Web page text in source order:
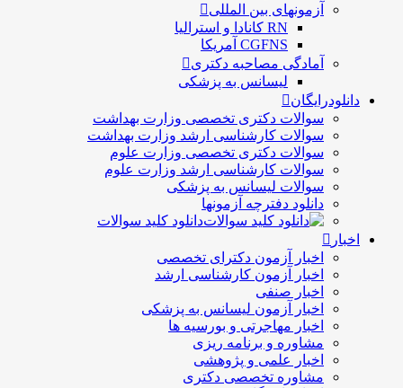
آزمونهای بین المللی
RN کانادا و استرالیا
CGFNS آمریکا
آمادگی مصاحبه دکتری
لیسانس به پزشکی
دانلودرایگان
سوالات دکتری تخصصی وزارت بهداشت
سوالات کارشناسی ارشد وزارت بهداشت
سوالات دکتری تخصصی وزارت علوم
سوالات کارشناسی ارشد وزارت علوم
سوالات لیسانس به پزشکی
دانلود دفترچه آزمونها
دانلود کلید سوالات
اخبار
اخبار آزمون دکترای تخصصی
اخبار آزمون کارشناسی ارشد
اخبار صنفی
اخبار آزمون لیسانس به پزشکی
اخبار مهاجرتی و بورسیه ها
مشاوره و برنامه ریزی
اخبار علمی و پژوهشی
مشاوره تخصصی دکتری